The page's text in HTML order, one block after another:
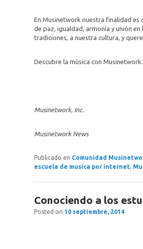
En Musinetwork nuestra finalidad es
de paz, igualdad, armonía y unión
tradiciones, a nuestra cultura, y
Descubre la música con
Musinetwork, Inc.
Musinetwork News
Publicado en Comunidad
escuela de musica por internet,
Conociendo a los
Posted on 10 septiembre, 2014